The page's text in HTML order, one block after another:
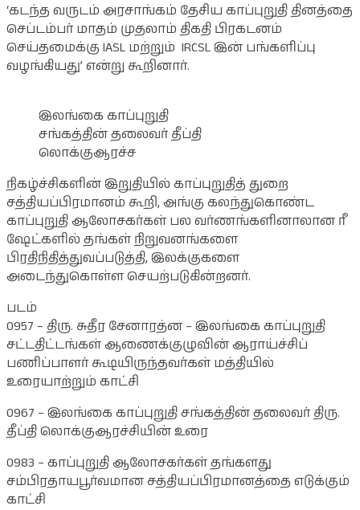
‘கடந்த வருடம் அரசாங்கம் தேசிய காப்புறுதி தினத்தை
செப்டம்பர் மாதம் முதலாம் திகதி பிரகடனம்
செய்தமைக்கு IASL மற்றும் IRCSL இன் பங்களிப்பு
வழங்கியது’ என்று கூறினார்.
இலங்கை காப்புறுதி
சங்கத்தின் தலைவர் தீப்தி
லொக்குஆரச்ச
நிகழ்ச்சிகளின் இறுதியில் காப்புறுதித் துறை
சத்தியப்பிரமானம் கூறி, அங்கு கலந்துகொண்ட
காப்புறுதி ஆலோசகர்கள் பல வர்ணங்களினாலான ரீ
ஷேட்களில் தங்கள் நிறுவனங்களை
பிரதிநிதித்துவப்படுத்தி, இலக்குகளை
அடைந்துகொள்ள செயற்படுகின்றனர்.
படம்
0957 – திரு. சுதீர சேனாரத்ன – இலங்கை காப்புறுதி
சட்டதிட்டங்கள் ஆணைக்குழுவின் ஆராய்ச்சிப்
பணிப்பாளர் கூடியிருந்தவர்கள் மத்தியில்
உரையாற்றும் காட்சி
0967 – இலங்கை காப்புறுதி சங்கத்தின் தலைவர் திரு.
தீப்தி லொக்குஆரச்சியின் உரை
0983 – காப்புறுதி ஆலோசகர்கள் தங்களது
சம்பிரதாயபூர்வமான சத்தியப்பிரமானத்தை எடுக்கும்
காட்சி